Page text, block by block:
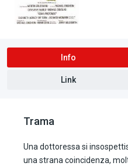
Info
Link
Trama
Una dottoressa si
una strana coincidenza,